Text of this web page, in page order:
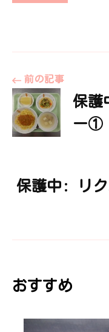
投
稿
ビ
ゲ
ー
シ
前の記事
保護
ー①
保護中: リク
おすすめ